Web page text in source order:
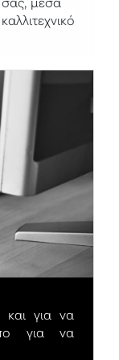
και για να
για να